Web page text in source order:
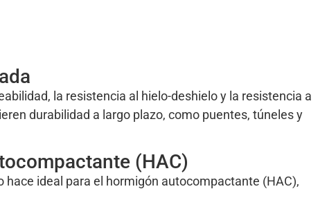
la resistencia al hielo-deshielo y la resistencia a
durabilidad a largo plazo, como puentes, túneles y
(HAC)
hace ideal para el hormigón autocompactante (HAC),